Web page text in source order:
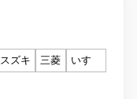
スズキ 三菱
いすゞ